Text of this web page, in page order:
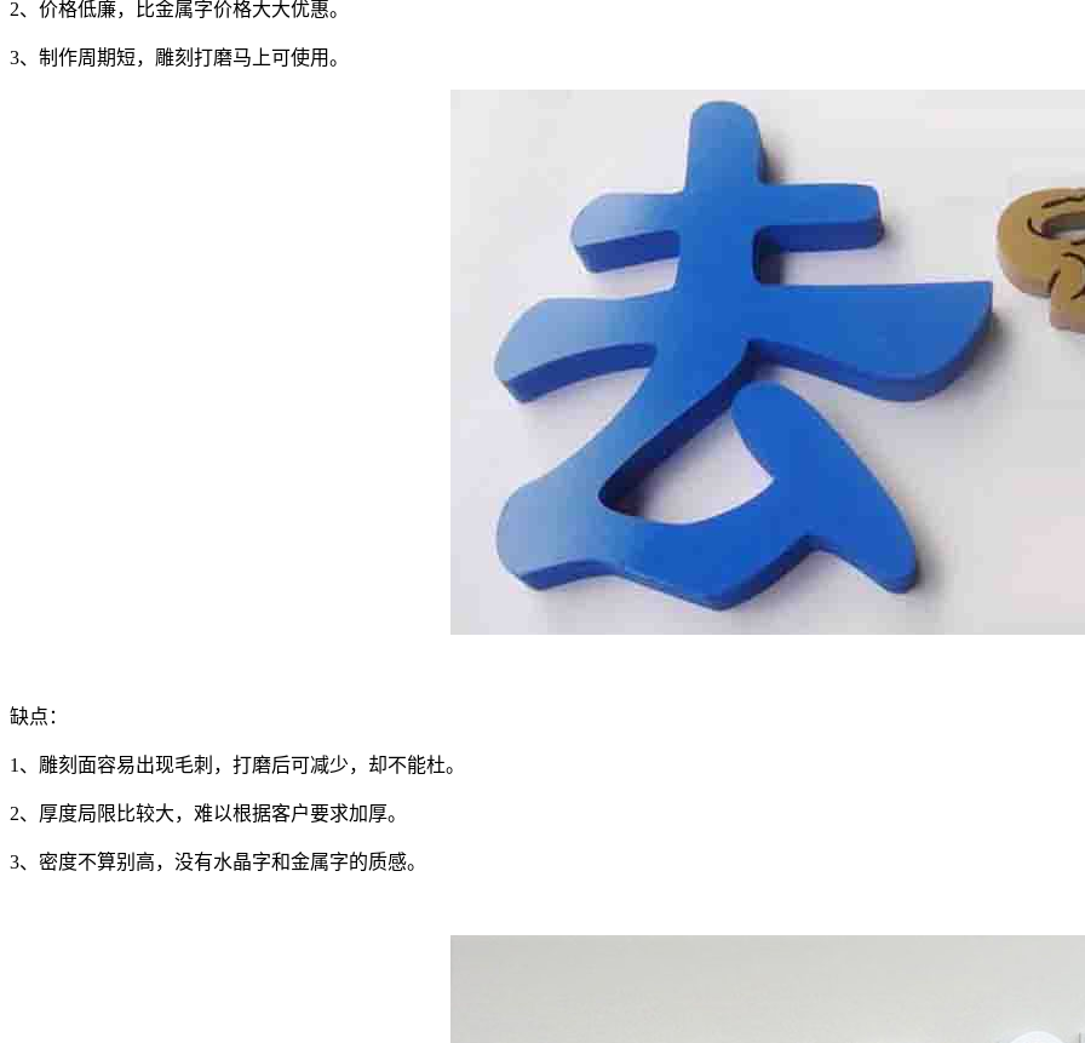
2、价格低廉，比金属字价格大大优惠。
3、制作周期短，雕刻打磨马上可使用。
缺点：
1、雕刻面容易出现毛刺，打磨后可减少，却不能杜。
2、厚度局限比较大，难以根据客户要求加厚。
3、密度不算别高，没有水晶字和金属字的质感。